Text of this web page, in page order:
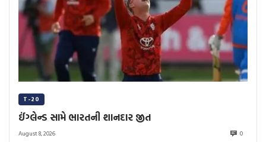
T-20
ઈંગ્લેન્ડ સામે ભારતની શાનદાર જીત
August 8, 2026 0